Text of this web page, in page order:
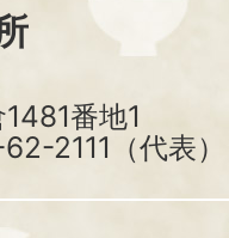
番地1
2111（代表）